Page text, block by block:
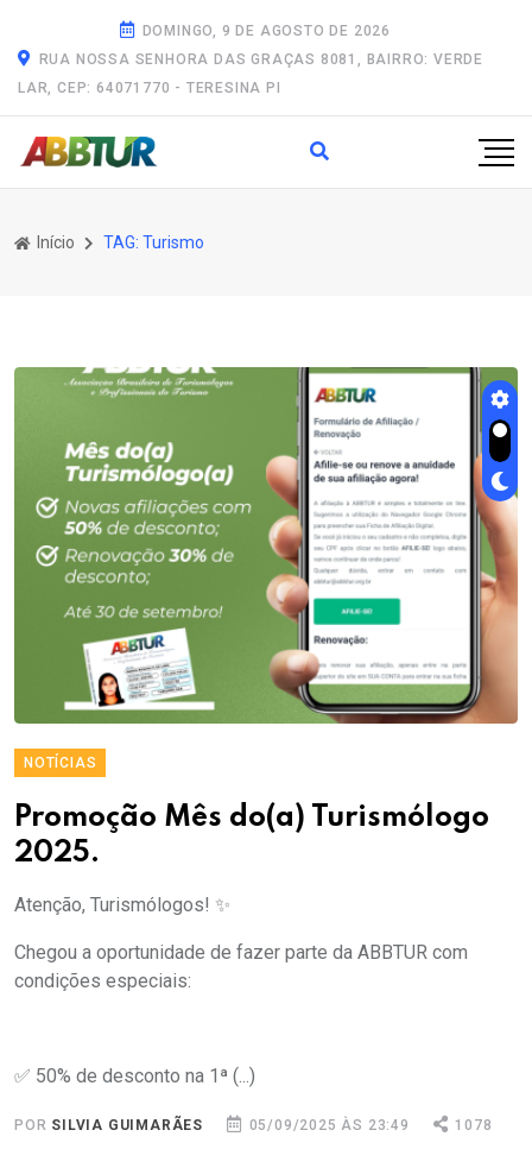
DOMINGO, 9 DE AGOSTO DE 2026
RUA NOSSA SENHORA DAS GRAÇAS 8081, BAIRRO: VERDE
LAR, CEP: 64071770 - TERESINA PI
Início TAG: Turismo
NOTÍCIAS
Promoção Mês do(a) Turismólogo
2025.
Atenção, Turismólogos! ✨
Chegou a oportunidade de fazer parte da ABBTUR com
condições especiais:
✅ 50% de desconto na 1ª (...)
POR SILVIA GUIMARÃES 05/09/2025 ÀS 23:49 1078